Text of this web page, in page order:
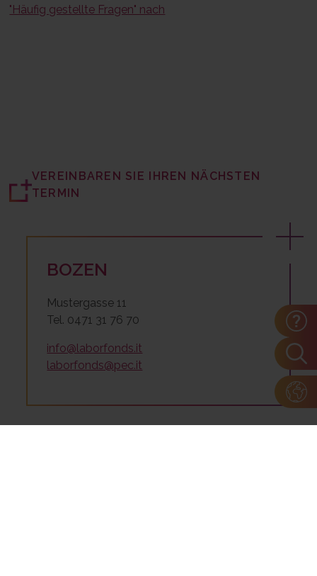
"Häufig gestellte Fragen" nach
VEREINBAREN SIE IHREN NÄCHSTEN
TERMIN
BOZEN
Mustergasse 11
Tel. 0471 31 76 70
info@laborfonds.it
laborfonds@pec.it